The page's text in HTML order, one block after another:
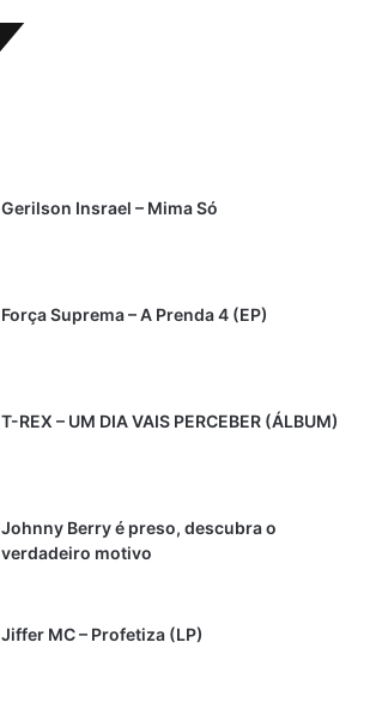
Gerilson Insrael – Mima Só
Força Suprema – A Prenda 4 (EP)
T-REX – UM DIA VAIS PERCEBER (ÁLBUM)
Johnny Berry é preso, descubra o
verdadeiro motivo
Jiffer MC – Profetiza (LP)